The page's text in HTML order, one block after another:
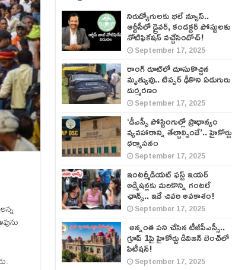
నిరుద్యోగులకు భలే న్యూస్..
ఆర్టీసీలో డ్రైవర్, కండక్టర్‌ పోస్టులకు
నోటిఫికేషన్‌ వచ్చేసిందోచ్‌!
September 17, 2025
రాంగ్ రూట్‌లో దూసుకొచ్చిన
మృత్యువు.. టిప్పర్ ఢీకొని ఏడుగురు
దుర్మరణం
September 17, 2025
‘డీఎస్సీ పోస్టింగుల్లో ప్రాధాన్యం
వ్యవహారాన్ని తేల్చాల్సిందే’.. హైకోర్టు
ధర్మాసనం
September 17, 2025
ఇంటర్మీడియట్ ఫస్ట్‌ ఇయర్‌
అడ్మిషన్లకు మరికొన్ని గంటలే
ఛాన్స్‌.. ఇదే చివరి అవకాశం!
September 17, 2025
అన్నంత పని చేసిన టీజీపీఎస్సీ..
గ్రూప్‌ 1పై హైకోర్టు డివిజన్‌ బెంచ్‌లో
పిటీషన్‌!
September 17, 2025